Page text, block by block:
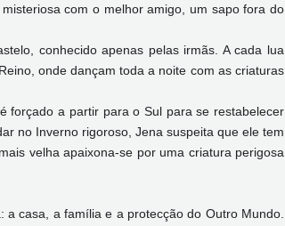
com o melhor amigo, um sapo fora do
conhecido apenas pelas irmãs. A cada lua
onde dançam toda a noite com as criaturas
forçado a partir para o Sul para se restabelecer
no Inverno rigoroso, Jena suspeita que ele tem
velha apaixona-se por uma criatura perigosa
casa, a família e a protecção do Outro Mundo.